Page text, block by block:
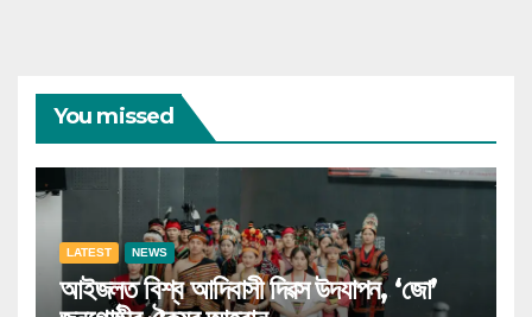
You missed
LATEST NEWS
আইজলত বিশ্ব আদিবাসী দিৱস উদযাপন, ‘জো’